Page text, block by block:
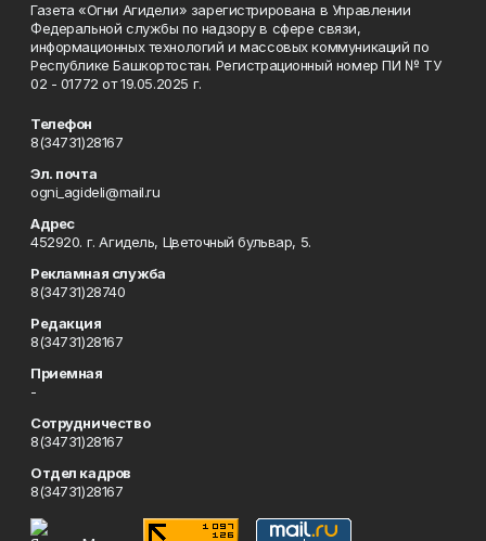
Газета «Огни Агидели» зарегистрирована в Управлении
Федеральной службы по надзору в сфере связи,
информационных технологий и массовых коммуникаций по
Республике Башкортостан. Регистрационный номер ПИ № ТУ
02 - 01772 от 19.05.2025 г.
Телефон
8(34731)28167
Эл. почта
ogni_agideli@mail.ru
Адрес
452920. г. Агидель, Цветочный бульвар, 5.
Рекламная служба
8(34731)28740
Редакция
8(34731)28167
Приемная
-
Сотрудничество
8(34731)28167
Отдел кадров
8(34731)28167